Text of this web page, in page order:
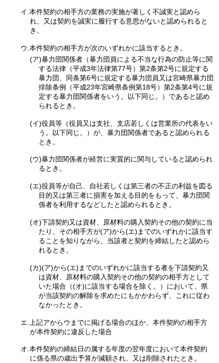
イ.本件契約の相手方の業務の実施が著しく不誠実と認めら
れ、又は契約を誠実に履行する意思がないと認められると
き。
ウ.本件契約の相手方が次のいずれかに該当するとき。
(ア)暴力団関係者（暴力団員による不当な行為の防止等に関
する法律（平成3年法律第77号）第2条第2号に規定する
暴力団、同条第6号に規定する暴力団員又は宮崎県暴力団
排除条例（平成23年宮崎県条例第18号）第2条第4号に規
定する暴力団関係者をいう。以下同じ。）であると認め
られるとき。
(イ)役員等（役員又は支社、支店若しくは営業所の代表をい
う。以下同じ。）が、暴力団関係者であると認められる
とき。
(ウ)暴力団関係者が経営に実質的に関与していると認められ
るとき。
(エ)役員等が自己、自社若しくは第三者の不正の利益を図る
目的又は第三者に損害を加える目的をもって、暴力団関
係者を利用するなどしたと認められるとき。
(オ)下請契約又は資材、原材料の購入契約その他の契約に当
たり、その相手方が(ア)から(エ)までのいずれかに該当す
ることを知りながら、当該者と契約を締結したと認めら
れるとき。
(カ)(ア)から(エ)までのいずれかに該当する者を下請契約又
は資材、原材料の購入契約その他の契約の相手方として
いた場合（(オ)に該当する場合を除く。）において、県
が当該契約の解除を求めたにもかかわらず、これに従わ
なかったとき。
エ.上記アからウまでに掲げる場合のほか、本件契約の相手方
が本件契約に違反した場合
オ.本件契約の締結日の属する年度の翌年度において本件契約
に係る県の歳出予算が減額され、又は削除されたとき。